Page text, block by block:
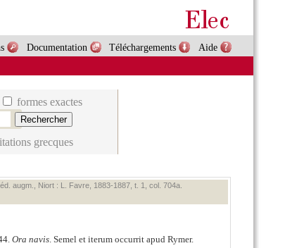
Aide
Téléchargements
Documentation
formes exactes
grecques
, éd. augm., Niort : L. Favre, 1883‑1887, t. 1, col. 704a.
Ora navis. Semel et iterum occurrit apud Rymer.